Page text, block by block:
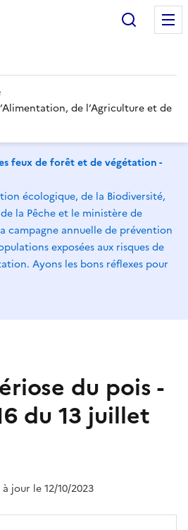
de l’Agriculture et de
feux de forêt et de végétation -
écologique, de la Biodiversité,
la Pêche et le ministère de
campagne annuelle de prévention
exposées aux risques de
Ayons les bons réflexes pour
du pois -
du 13 juillet
à jour le 12/10/2023